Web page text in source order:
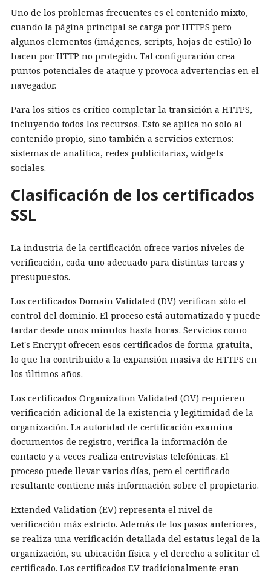
Uno de los problemas frecuentes es el contenido mixto,
cuando la página principal se carga por HTTPS pero
algunos elementos (imágenes, scripts, hojas de estilo) lo
hacen por HTTP no protegido. Tal configuración crea
puntos potenciales de ataque y provoca advertencias en el
navegador.
Para los sitios es crítico completar la transición a HTTPS,
incluyendo todos los recursos. Esto se aplica no solo al
contenido propio, sino también a servicios externos:
sistemas de analítica, redes publicitarias, widgets
sociales.
Clasificación de los certificados
SSL
La industria de la certificación ofrece varios niveles de
verificación, cada uno adecuado para distintas tareas y
presupuestos.
Los certificados Domain Validated (DV) verifican sólo el
control del dominio. El proceso está automatizado y puede
tardar desde unos minutos hasta horas. Servicios como
Let's Encrypt ofrecen esos certificados de forma gratuita,
lo que ha contribuido a la expansión masiva de HTTPS en
los últimos años.
Los certificados Organization Validated (OV) requieren
verificación adicional de la existencia y legitimidad de la
organización. La autoridad de certificación examina
documentos de registro, verifica la información de
contacto y a veces realiza entrevistas telefónicas. El
proceso puede llevar varios días, pero el certificado
resultante contiene más información sobre el propietario.
Extended Validation (EV) representa el nivel de
verificación más estricto. Además de los pasos anteriores,
se realiza una verificación detallada del estatus legal de la
organización, su ubicación física y el derecho a solicitar el
certificado. Los certificados EV tradicionalmente eran